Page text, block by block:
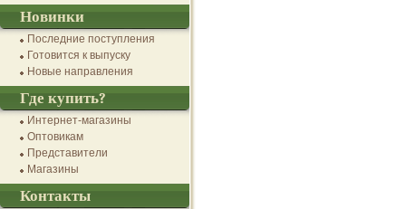
Новинки
Последние поступления
Готовится к выпуску
Новые направления
Где купить?
Интернет-магазины
Оптовикам
Представители
Магазины
Контакты